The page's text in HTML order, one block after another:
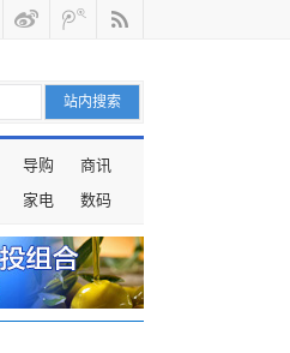
导购
商讯
家电 数码